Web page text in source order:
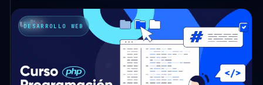
DESARROLLO WEB